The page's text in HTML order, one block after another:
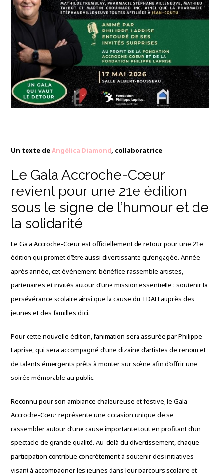
Un texte deAngélica Diamond, collaboratrice
Le Gala Accroche-Cœur
revient pour une 21e édition
sous le signe de l’humour et de
la solidarité
Le Gala Accroche-Cœur est officiellement de retour pour une 21e
édition qui promet d’être aussi divertissante qu’engagée. Année
après année, cet événement-bénéfice rassemble artistes,
partenaires et invités autour d’une mission essentielle : soutenir la
persévérance scolaire ainsi que la cause du TDAH auprès des
jeunes et des familles d’ici.
Pour cette nouvelle édition, l’animation sera assurée par Philippe
Laprise, qui sera accompagné d’une dizaine d’artistes de renom et
de talents émergents prêts à monter sur scène afin d’offrir une
soirée mémorable au public.
Reconnu pour son ambiance chaleureuse et festive, le Gala
Accroche-Cœur représente une occasion unique de se
rassembler autour d’une cause importante tout en profitant d’un
spectacle de grande qualité. Au-delà du divertissement, chaque
participation contribue concrètement à soutenir des initiatives
visant à accompagner les jeunes dans leur parcours scolaire et